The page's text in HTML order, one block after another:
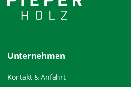
Unternehmen
Kontakt & Anfahrt